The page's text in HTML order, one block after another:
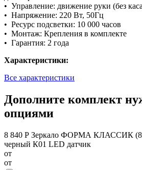
• Управление: движение руки (без
• Напряжение: 220 Вт, 50Гц
• Ресурс подсветки: 10 000 часов
• Монтаж: Крепления в комплекте
• Гарантия: 2 года
Характеристики:
Все характеристики
Дополните комплект
опциями
8 840 Р Зеркало ФОРМА КЛАССИК
черный К01 LED датчик
от
от